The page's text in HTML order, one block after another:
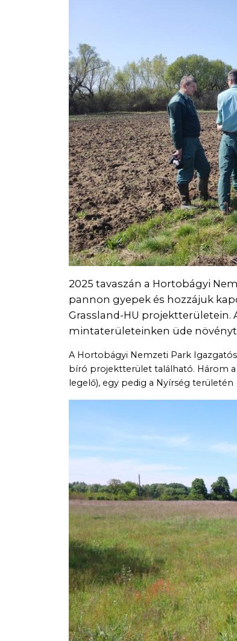
2025 tavaszán a Hortobágyi
pannon gyepek és hozzájuk
Grassland-HU
mintaterületeinken üde
A Hortobágyi Nemzeti Park
bíró projektterület található. Három a
legelő), egy pedig a Nyírség